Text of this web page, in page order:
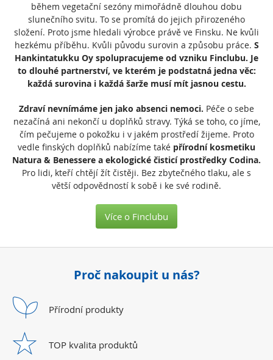
během vegetační sezóny mimořádně dlouhou dobu
slunečního svitu. To se promítá do jejich přirozeného
složení. Proto jsme hledali výrobce právě ve Finsku. Ne kvůli
hezkému příběhu. Kvůli původu surovin a způsobu práce. S
Hankintatukku Oy spolupracujeme od vzniku Finclubu. Je
to dlouhé partnerství, ve kterém je podstatná jedna věc:
každá surovina i každá šarže musí mít jasnou cestu.
Zdraví nevnímáme jen jako absenci nemoci. Péče o sebe
nezačíná ani nekončí u doplňků stravy. Týká se toho, co jíme,
čím pečujeme o pokožku i v jakém prostředí žijeme. Proto
vedle finských doplňků nabízíme také přírodní kosmetiku
Natura & Benessere a ekologické čisticí prostředky Codina.
Pro lidi, kteří chtějí žít čistěji. Bez zbytečného tlaku, ale s
větší odpovědností k sobě i ke své rodině.
Více o Finclubu
Proč nakoupit u nás?
Přírodní produkty
TOP kvalita produktů